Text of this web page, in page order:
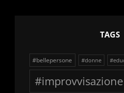
TAGS
#bellepersone #donne
#improvvisazione